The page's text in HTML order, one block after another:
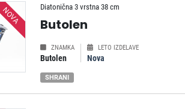
NOVA Diatonična 3 vrstna 38 cm
Butolen
ZNAMKA
Butolen
LETO IZDELAVE
Nova
SHRANI